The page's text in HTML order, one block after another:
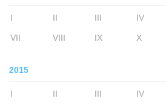
I II III IV
VII VIII IX X
2015
I II III IV